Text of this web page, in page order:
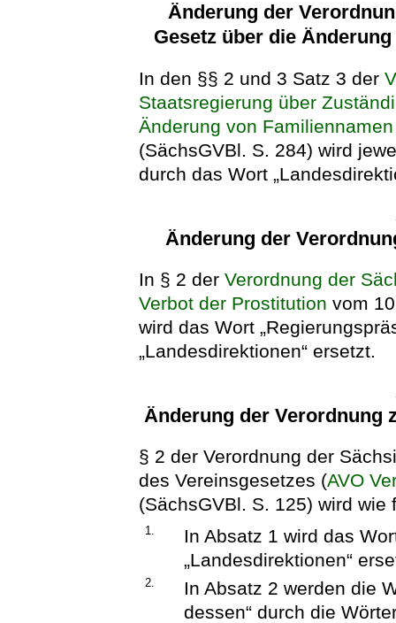
Änderung der
Gesetz über die
In den §§ 2 und 3 Satz 3 der
Staatsregierung über
Änderung von
(SächsGVBl. S. 284) wird
durch das Wort
Änderung der
In § 2 derVerordnung der
Verbot der Prostitution vom
wird das Wort
„Landesdirektionen“ ersetzt.
Änderung der Verordnung
§ 2 der Verordnung der
des Vereinsgesetzes (AVO
(SächsGVBl. S. 125) wird wie
1.
In Absatz 1 wird das
„Landesdirektionen“
2.
In Absatz 2 werden die
dessen“ durch die